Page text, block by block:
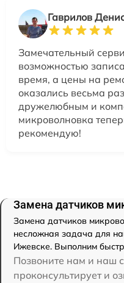
Гаврилов
Замечательный
возможностью
время, а цены на
оказались весьма
дружелюбным и
микроволновка
рекомендую!
Замена датчиков
Замена датчиков
несложная задача для
Ижевске. Выполним
Позвоните нам и наш
проконсультирует и